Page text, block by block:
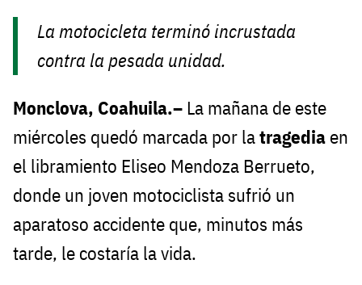
La motocicleta terminó incrustada
contra la pesada unidad.
Monclova, Coahuila.– La mañana de este
miércoles quedó marcada por latragedia en
el libramiento Eliseo Mendoza Berrueto,
donde un joven motociclista sufrió un
aparatoso accidente que, minutos más
tarde, le costaría la vida.